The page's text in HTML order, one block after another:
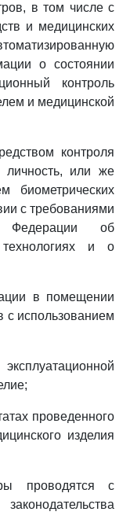
в том числе с
и медицинских
о состоянии
контроль
и медицинской
контроля
личность, или же
биометрических
с требованиями
Федерации об
и о
в помещении
с использованием
проведенного
изделия
проводятся с